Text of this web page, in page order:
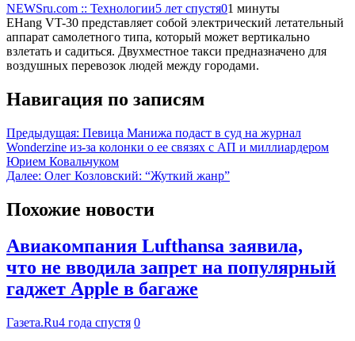
NEWSru.com :: Технологии5 лет спустя01 минуты
EHang VT-30 представляет собой электрический летательный
аппарат самолетного типа, который может вертикально
взлетать и садиться. Двухместное такси предназначено для
воздушных перевозок людей между городами.
Навигация по записям
Предыдущая: Певица Манижа подаст в суд на журнал
Wonderzine из-за колонки о ее связях с АП и миллиардером
Юрием Ковальчуком
Далее: Олег Козловский: “Жуткий жанр”
Похожие новости
Авиакомпания Lufthansa заявила,
что не вводила запрет на популярный
гаджет Apple в багаже
Газета.Ru4 года спустя 0